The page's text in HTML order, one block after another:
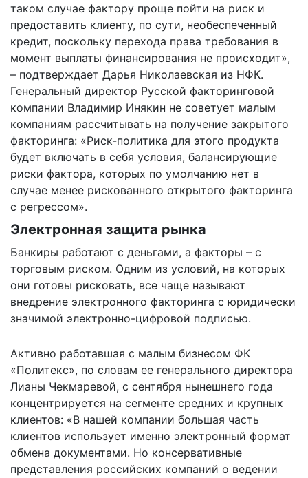
таком случае фактору проще пойти на риск и
предоставить клиенту, по сути, необеспеченный
кредит, поскольку перехода права требования в
момент выплаты финансирования не происходит»,
– подтверждает Дарья Николаевская из НФК.
Генеральный директор Русской факторинговой
компании Владимир Инякин не советует малым
компаниям рассчитывать на получение закрытого
факторинга: «Риск-политика для этого продукта
будет включать в себя условия, балансирующие
риски фактора, которых по умолчанию нет в
случае менее рискованного открытого факторинга
с регрессом».
Электронная защита рынка
Банкиры работают с деньгами, а факторы – с
торговым риском. Одним из условий, на которых
они готовы рисковать, все чаще называют
внедрение электронного факторинга с юридически
значимой электронно-цифровой подписью.
Активно работавшая с малым бизнесом ФК
«Политекс», по словам ее генерального директора
Лианы Чекмаревой, с сентября нынешнего года
концентрируется на сегменте средних и крупных
клиентов: «В нашей компании большая часть
клиентов использует именно электронный формат
обмена документами. Но консервативные
представления российских компаний о ведении